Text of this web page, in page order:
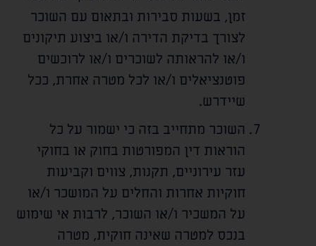
זמן, בשעות סבירות ובתאום עם השוכר
לצורך בדיקת הדירה ו/או ביצוע תיקונים
ו/או להראותה לשוכרים ו/או לרוכשים
פוטנציאלים ו/או לכל מטרה אחרת, ככל
שיידרש.
השוכר מתחייב בזה כי ישמור על כל
הוראות דין המפורטות בחוק או בחוקי
עזר עירוניים, תקנות, צווים וקביעות
חוקיות אחרות והחלים על המושכר ו/או
על המשכיר ו/או השוכר, לרבות אי שימוש
בנכס למטרה שאינה חוקית, מטרה